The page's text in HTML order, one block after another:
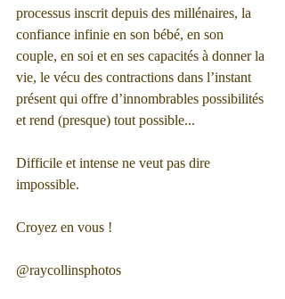
processus inscrit depuis des millénaires, la
confiance infinie en son bébé, en son
couple, en soi et en ses capacités à donner la
vie, le vécu des contractions dans l’instant
présent qui offre d’innombrables possibilités
et rend (presque) tout possible...
Difficile et intense ne veut pas dire
impossible.
Croyez en vous !
@raycollinsphotos